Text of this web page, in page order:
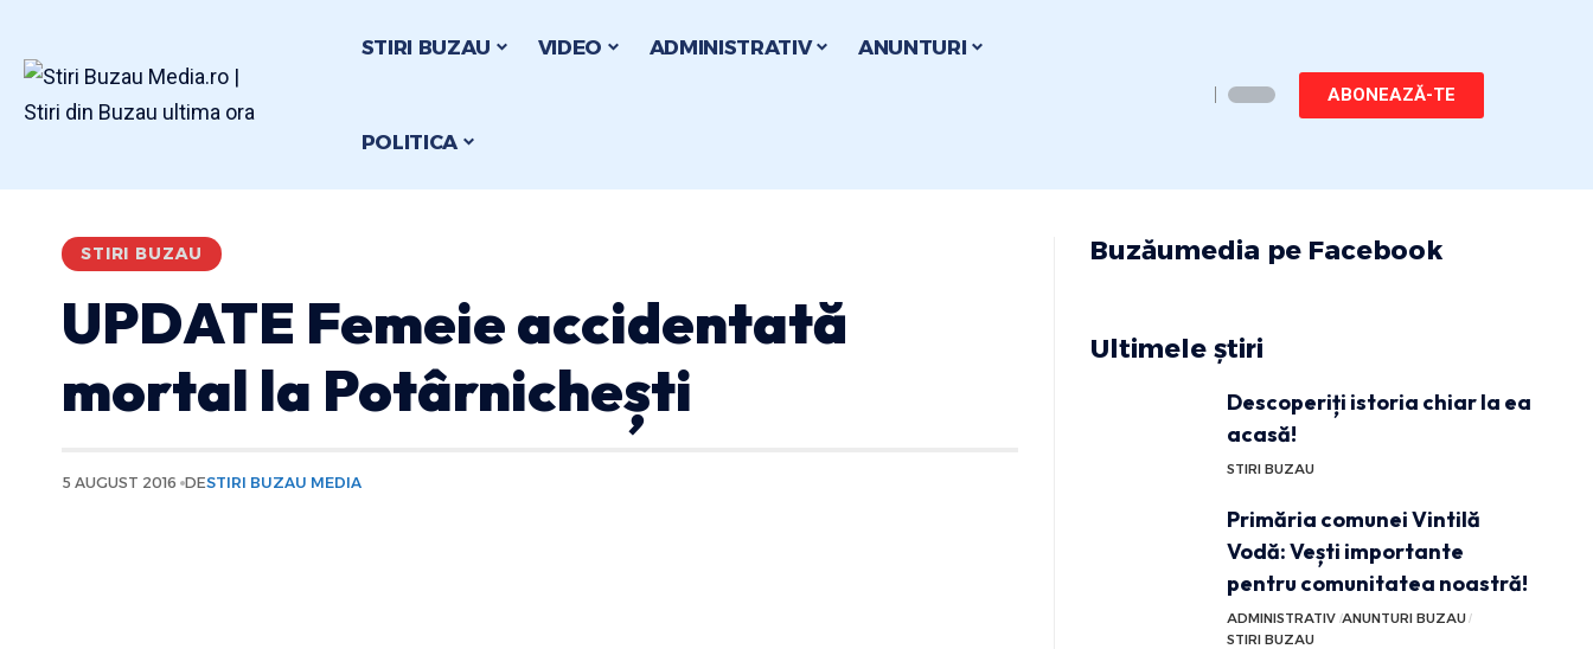
STIRI BUZAU VIDEO ADMINISTRATIV ANUNTURI
POLITICA
ABONEAZĂ-TE
STIRI BUZAU
UPDATE Femeie accidentată
mortal la Potârnichești
5 AUGUST 2016 DESTIRI BUZAU MEDIA
Buzăumedia pe Facebook
Ultimele știri
Descoperiți istoria chiar la ea
acasă!
STIRI BUZAU
Primăria comunei Vintilă
Vodă: Vești importante
pentru comunitatea noastră!
ADMINISTRATIV ANUNTURI BUZAU
STIRI BUZAU